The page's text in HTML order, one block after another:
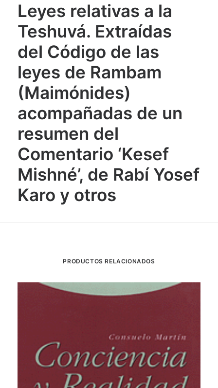
Leyes relativas a la
Teshuvá. Extraídas
del Código de las
leyes de Rambam
(Maimónides)
acompañadas de un
resumen del
Comentario ‘Kesef
Mishné’, de Rabí Yosef
Karo y otros
PRODUCTOS RELACIONADOS